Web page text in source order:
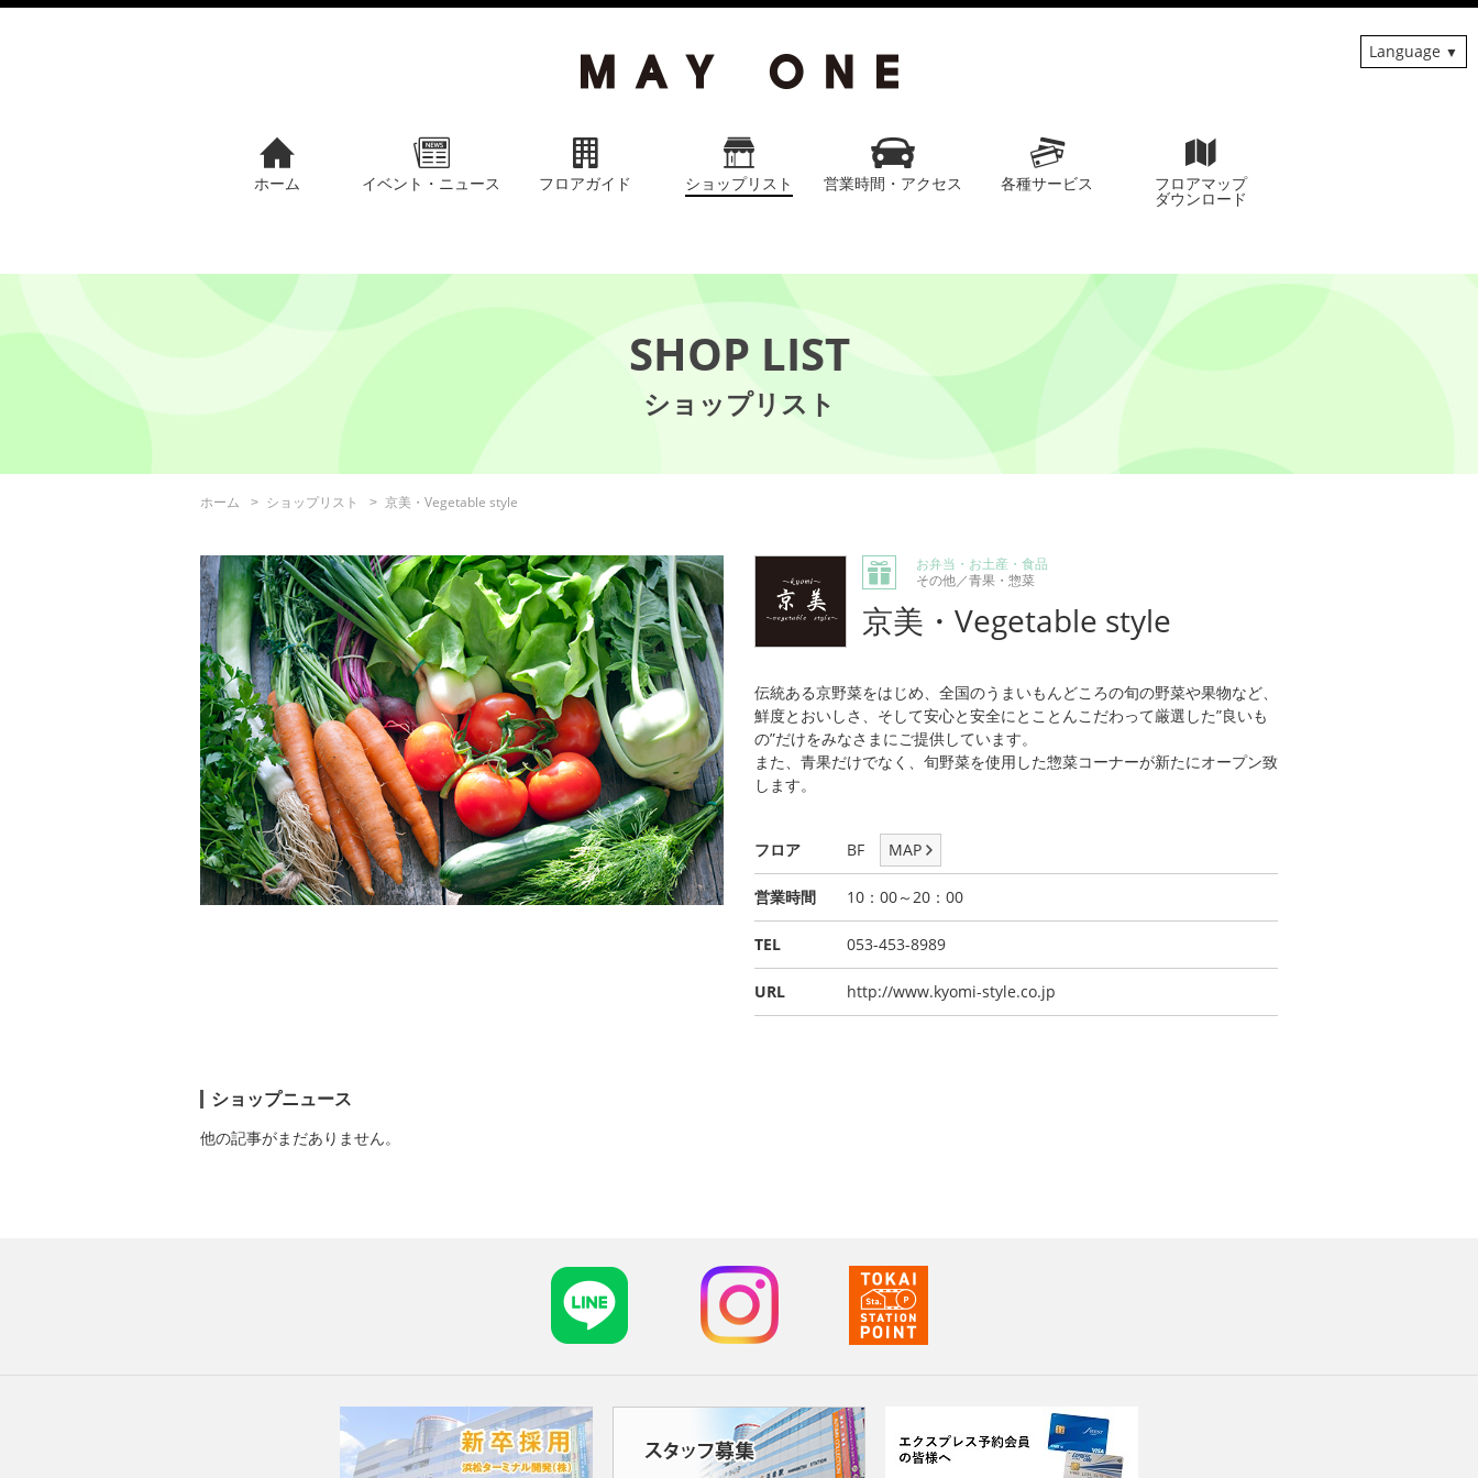
ホーム イベント・ニュース フロアガイド ショップリスト 営業時間・アクセス 各種サービス フロアマップ
ダウンロード
Language
SHOP LIST
ホーム ショップリスト 京美・Vegetable style
お弁当・お土産・食品
その他／青果・惣菜
京美・Vegetable style
伝統ある京野菜をはじめ、全国のうまいもんどころの旬の野菜や果物など、
鮮度とおいしさ、そして安心と安全にとことんこだわって厳選した”良いも
の”だけをみなさまにご提供しています。
また、青果だけでなく、旬野菜を使用した惣菜コーナーが新たにオープン致
します。
フロア BF MAP
営業時間 10：00～20：00
TEL 053-453-8989
URL http://www.kyomi-style.co.jp
ショップニュース
他の記事がまだありません。